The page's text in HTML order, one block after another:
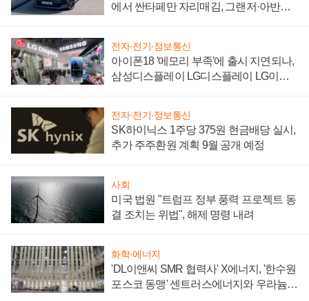
에서 싼타페만 자리매김, 그랜저·아반떼
전자·전기·정보통신
아이폰18 '메모리 부족'에 출시 지연되나,
삼성디스플레이 LG디스플레이 LG이노
전자·전기·정보통신
SK하이닉스 1주당 375원 현금배당 실시,
추가 주주환원 계획 9월 공개 예정
사회
미국 법원 "트럼프 정부 풍력 프로젝트 동
결 조치는 위법", 해제 명령 내려
화학·에너지
'DL이앤씨 SMR 협력사' X에너지, '한수원
포스코 동맹' 센트러스에너지와 우라늄